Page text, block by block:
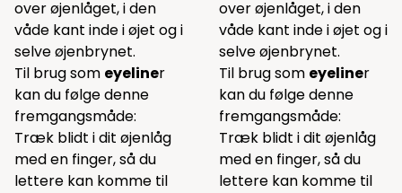
over øjenlåget, i den
våde kant inde i øjet og i
selve øjenbrynet.
Til brug som eyeliner
kan du følge denne
fremgangsmåde:
Træk blidt i dit øjenlåg
med en finger, så du
lettere kan komme til
over øjenlåget, i den
våde kant inde i øjet og i
selve øjenbrynet.
Til brug som eyeliner
kan du følge denne
fremgangsmåde:
Træk blidt i dit øjenlåg
med en finger, så du
lettere kan komme til